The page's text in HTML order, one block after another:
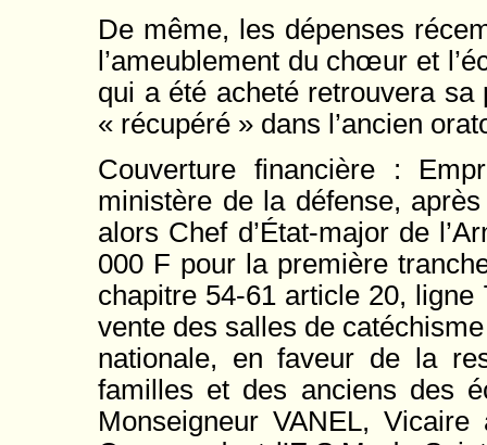
De même, les dépenses
l’ameublement du chœur et
qui a été acheté retrouvera
« récupéré » dans l’ancien
Couverture financière :
ministère de la défense,
alors Chef d’État-major de
000 F pour la première
chapitre 54-61 article 20,
vente des salles de
nationale, en faveur de la
familles et des anciens des
Monseigneur VANEL,